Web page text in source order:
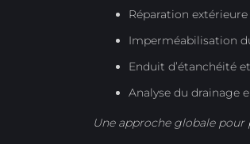
Réparation
Imperméabilisation
Enduit d’étanchéité
Analyse du drainage
Une approche globale